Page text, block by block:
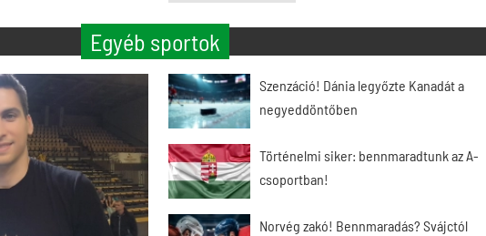
Egyéb sportok
Szenzáció! Dánia legyőzte Kanadát a
negyeddöntőben
Történelmi siker: bennmaradtunk az A-
csoportban!
Norvég zakó! Bennmaradás? Svájctól